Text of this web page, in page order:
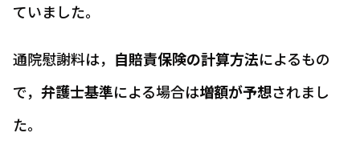
ていました。
通院慰謝料は， 自賠責保険の計算方法によるもの
で， 弁護士基準による場合は増額が予想されまし
た。